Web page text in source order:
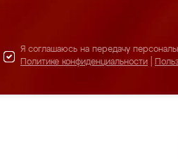
Я соглашаюсь на передачу
Политике конфиденциальности